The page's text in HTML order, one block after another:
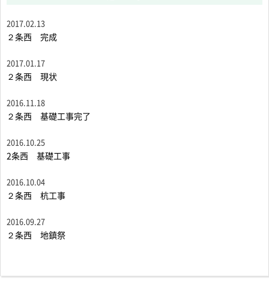
2017.02.13
２条西 完成
2017.01.17
２条西 現状
2016.11.18
２条西 基礎工事完了
2016.10.25
2条西 基礎工事
2016.10.04
２条西 杭工事
2016.09.27
２条西 地鎮祭